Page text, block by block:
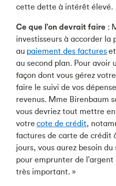
cette dette à intérêt élevé.
Ce que l'on devrait faire :
investisseurs à accorder la
au paiement des factures
au second plan. Pour avoir
façon dont vous gérez
faire le suivi de vos
revenus. Mme Birenbaum
vous devriez tout mettre
votre cote de crédit,
factures de carte de crédit
jours, vous aurez besoin
pour emprunter de l'argent
très important. »